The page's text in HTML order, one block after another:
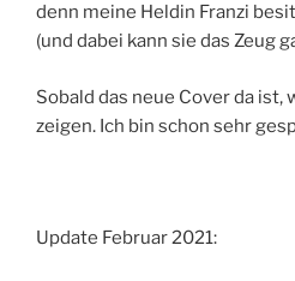
denn meine Heldin Franzi
(und dabei kann sie das Zeug
Sobald das neue Cover da ist,
zeigen. Ich bin schon sehr
Update Februar 2021: